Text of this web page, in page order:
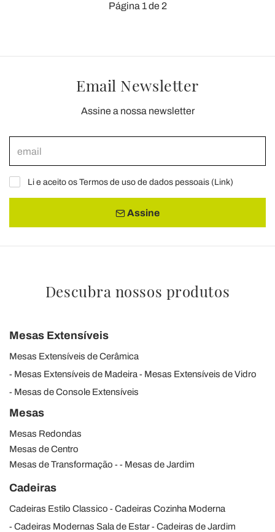
Página 1 de 2
Email Newsletter
Assine a nossa newsletter
Li e aceito os Termos de uso de dados pessoais (Link)
Assine
Descubra nossos produtos
Mesas Extensíveis
Mesas Extensíveis de Cerâmica
Mesas Extensíveis de Madeira
Mesas Extensíveis de Vidro
Mesas de Console Extensíveis
Mesas
Mesas Redondas
Mesas de Centro
Mesas de Transformação
Mesas de Jardim
Cadeiras
Cadeiras Estilo Classico
Cadeiras Cozinha Moderna
Cadeiras Modernas Sala de Estar
Cadeiras de Jardim